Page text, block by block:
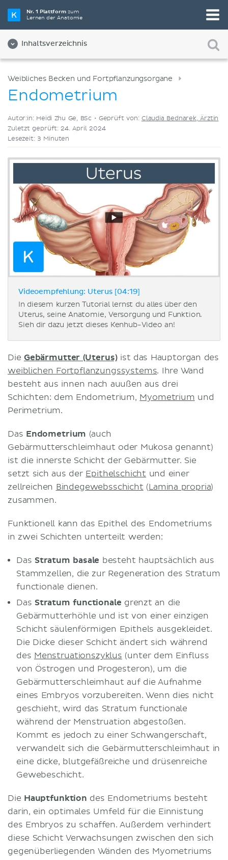
Nr. 1 Plattformzum
Lernen der Anatomie
Inhaltsverzeichnis
Wähle die beste Lernmethode für dich
Videos
Weibliches Becken und Fortpflanzungsorgane
Endometrium
Autor:in: Heidi Zhu Ge, BSc • Geprüft von: Claudia Bednarek, Ärztin
Zuletzt geprüft: 24. April 2024
Lesezeit: 3 Minuten
Videoempfehlung: Uterus [04:19]
In diesem kurzen Tutorial lernst du alles über den
Uterus, seine Anatomie, Versorgung und Funktion.
Sieh dir dazu jetzt dieses Kenhub-Video an!
Die Gebärmutter (Uterus) ist das Hauptorgan des
weiblichen Fortpflanzungssystems. Ihre Wand
besteht aus innen nach auußen aus drei
Schichten: dem Endometrium, Myometrium und
Perimetrium.
Das Endometrium (auch
Gebärmutterschleimhaut oder Mukosa genannt)
ist die innerste Schicht der Gebärmutter. Sie
setzt sich aus der Epithelschicht und einer
zellreichen Bindegewebsschicht (Lamina propria)
zusammen.
Funktionell kann das Epithel des Endometriums
in zwei Schichten unterteilt werden:
Das Stratum basale besteht hauptsächlich aus
Stammzellen, die zur Regeneration des Stratum
functionale dienen.
Das Stratum functionale grenzt an die
Gebärmutterhöhle und ist von einer einzigen
Schicht säulenförmigen Epithels ausgekleidet.
Die Dicke dieser Schicht ändert sich während
des Menstruationszyklus (unter dem Einfluss
von Östrogen und Progesteron), um die
Gebärmutterschleimhaut auf die Aufnahme
eines Embryos vorzubereiten. Wenn dies nicht
geschieht, wird das Stratum functionale
während der Menstruation abgestoßen.
Kommt es jedoch zu einer Schwangerschaft,
verwandelt sich die Gebärmutterschleimhaut in
eine dicke, blutgefäßreiche und drüsenreiche
Gewebeschicht.
Die Hauptfunktion des Endometriums besteht
darin, ein optimales Umfeld für die Einnistung
des Embryos zu schaffen. Außerdem verhindert
diese Schicht Verwachsungen zwischen den sich
gegenüberliegenden Wänden des Myometriums